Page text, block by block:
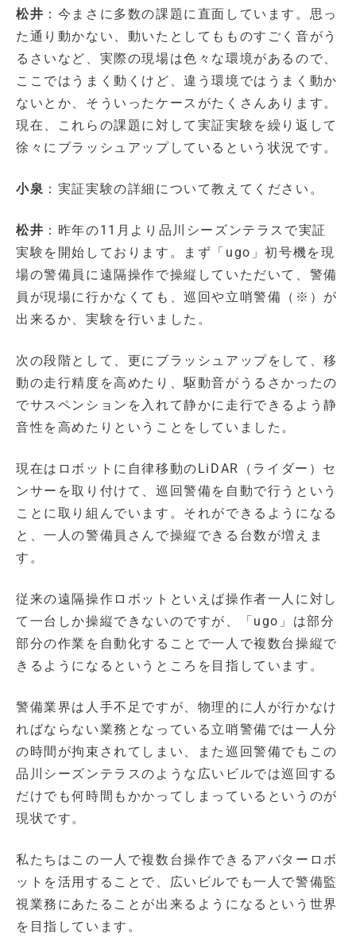
松井 ：今まさに多数の課題に直面しています。思っ
た通り動かない、動いたとしてもものすごく音がう
るさいなど、実際の現場は色々な環境があるので、
ここではうまく動くけど、違う環境ではうまく動か
ないとか、そういったケースがたくさんあります。
現在、これらの課題に対して実証実験を繰り返して
徐々にブラッシュアップしているという状況です。
小泉 ：実証実験の詳細について教えてください。
松井 ：昨年の11月より品川シーズンテラスで実証
実験を開始しております。まず「ugo」初号機を現
場の警備員に遠隔操作で操縦していただいて、警備
員が現場に行かなくても、巡回や立哨警備（※）が
出来るか、実験を行いました。
次の段階として、更にブラッシュアップをして、移
動の走行精度を高めたり、駆動音がうるさかったの
でサスペンションを入れて静かに走行できるよう静
音性を高めたりということをしていました。
現在はロボットに自律移動のLiDAR（ライダー）セ
ンサーを取り付けて、巡回警備を自動で行うという
ことに取り組んでいます。それができるようになる
と、一人の警備員さんで操縦できる台数が増えま
す。
従来の遠隔操作ロボットといえば操作者一人に対し
て一台しか操縦できないのですが、「ugo」は部分
部分の作業を自動化することで一人で複数台操縦で
きるようになるというところを目指しています。
警備業界は人手不足ですが、物理的に人が行かなけ
ればならない業務となっている立哨警備では一人分
の時間が拘束されてしまい、また巡回警備でもこの
品川シーズンテラスのような広いビルでは巡回する
だけでも何時間もかかってしまっているというのが
現状です。
私たちはこの一人で複数台操作できるアバターロボ
ットを活用することで、広いビルでも一人で警備監
視業務にあたることが出来るようになるという世界
を目指しています。